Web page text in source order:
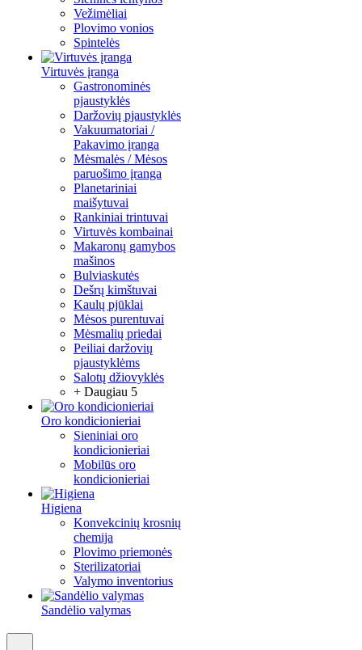
Vežimėliai
Plovimo vonios
Spintelės
Virtuvės įranga
Gastronominės
pjaustyklės
Daržovių pjaustyklės
Vakuumatoriai /
Pakavimo įranga
Mėsmalės / Mėsos
paruošimo įranga
Planetariniai
maišytuvai
Rankiniai trintuvai
Virtuvės kombainai
Makaronų gamybos
mašinos
Bulviaskutės
Dešrų kimštuvai
Kaulų pjūklai
Mėsos purentuvai
Mėsmalių priedai
Peiliai daržovių
pjaustyklėms
Salotų džiovyklės
+ Daugiau 5
Oro kondicionieriai
Sieniniai oro
kondicionieriai
Mobilūs oro
kondicionieriai
Higiena
Konvekcinių krosnių
chemija
Plovimo priemonės
Sterilizatoriai
Valymo inventorius
Sandėlio valymas